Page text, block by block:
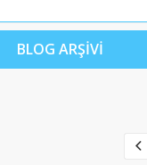
BLOG ARŞİVİ